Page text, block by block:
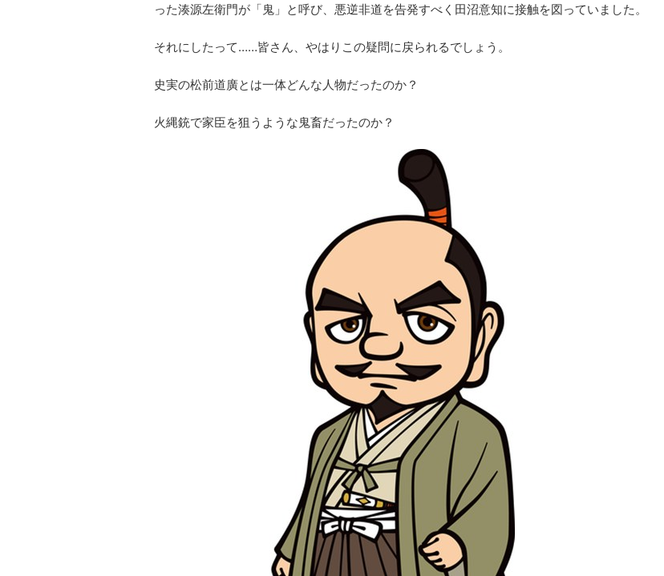
った湊源左衛門が「鬼」と呼び、悪逆非道を告発すべく田沼意知に接触を図っていました。
それにしたって……皆さん、やはりこの疑問に戻られるでしょう。
史実の松前道廣とは一体どんな人物だったのか？
火縄銃で家臣を狙うような鬼畜だったのか？